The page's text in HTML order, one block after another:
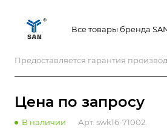
Все товары бренда
Предоставляется гарантия
Цена по запросу
В наличии Арт. swk16-71002.